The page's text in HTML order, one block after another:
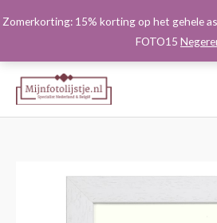
Zomerkorting: 15% korting op het gehele
FOTO15
naar